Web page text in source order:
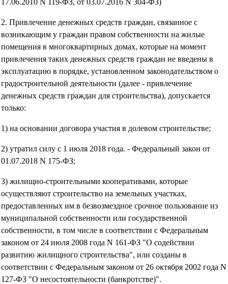
2. Привлечение денежных средств граждан, связанное с
возникающим у граждан правом собственности на жилые
помещения в многоквартирных домах, которые на момент
привлечения таких денежных средств граждан не введены в
эксплуатацию в порядке, установленном законодательством о
градостроительной деятельности (далее - привлечение
денежных средств граждан для строительства), допускается
только:
1) на основании договора участия в долевом строительстве;
2) утратил силу с 1 июля 2018 года. - Федеральный закон от
01.07.2018 N 175-ФЗ;
3) жилищно-строительными кооперативами, которые
осуществляют строительство на земельных участках,
предоставленных им в безвозмездное срочное пользование из
муниципальной собственности или государственной
собственности, в том числе в соответствии с Федеральным
законом от 24 июля 2008 года N 161-ФЗ "О содействии
развитию жилищного строительства", или созданы в
соответствии с Федеральным законом от 26 октября 2002 года N
127-ФЗ "О несостоятельности (банкротстве)".